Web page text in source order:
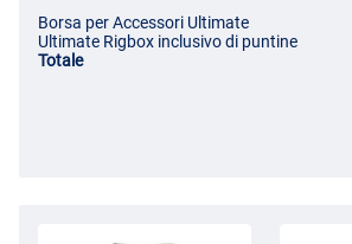
Borsa per Accessori Ultimate
Ultimate Rigbox inclusivo di puntine
Totale